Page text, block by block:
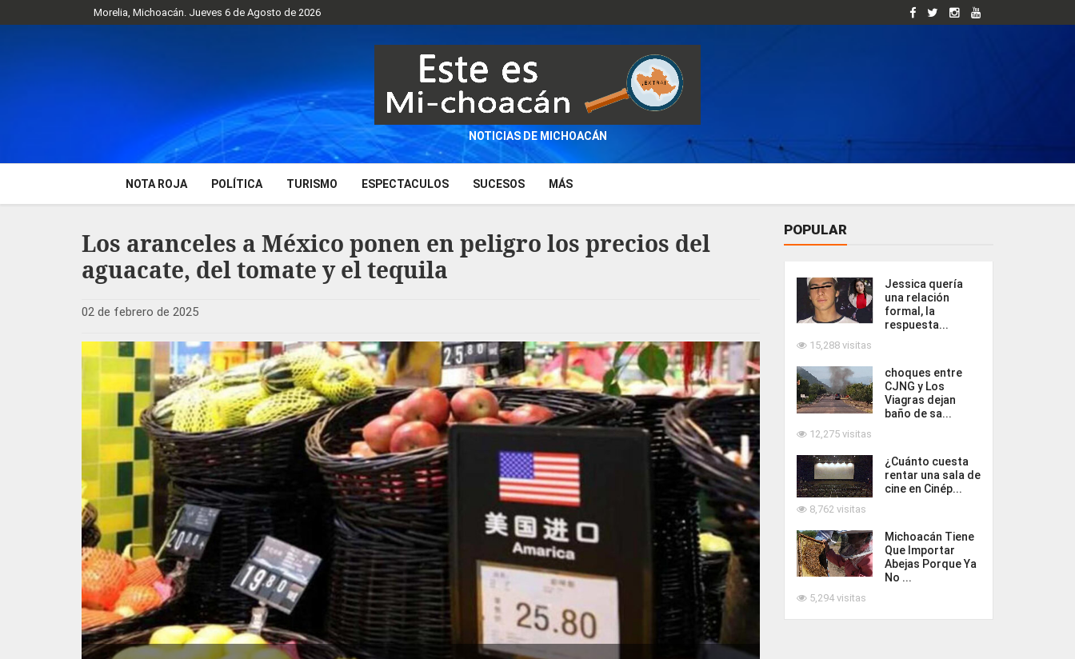
Morelia, Michoacán. Jueves 6 de Agosto de 2026
NOTICIAS DE MICHOACÁN
NOTA ROJA POLÍTICA TURISMO ESPECTACULOS SUCESOS MÁS
Los aranceles a México ponen en peligro los precios del
aguacate, del tomate y el tequila
02 de febrero de 2025
POPULAR
Jessica quería
una relación
formal, la
respuesta...
15,288 visitas
choques entre
CJNG y Los
Viagras dejan
baño de sa...
12,275 visitas
¿Cuánto cuesta
rentar una sala de
cine en Cinép...
8,762 visitas
Michoacán Tiene
Que Importar
Abejas Porque Ya
No ...
5,294 visitas